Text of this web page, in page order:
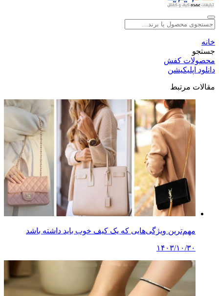
خانه
جستجو
محصولات کفش
دانلود اپلیکیشن
مقالات مرتبط
مهم‌ترین ویژگی‌هایی که یک کیف خوب باید داشته باشد
۱۴۰۳/۱۰/۳۰